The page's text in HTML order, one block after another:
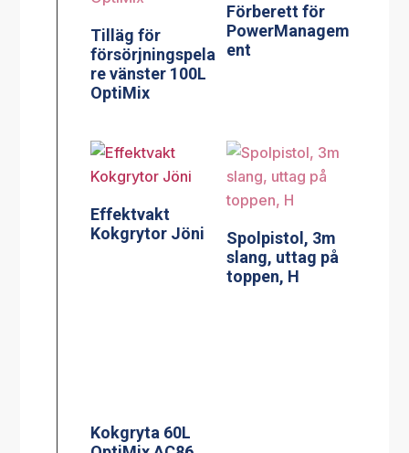
Tilläg för
försörjningspela
re vänster 100L
OptiMix
Förberett för
PowerManagem
ent
Effektvakt
Kokgrytor Jöni
Spolpistol, 3m
slang, uttag på
toppen, H